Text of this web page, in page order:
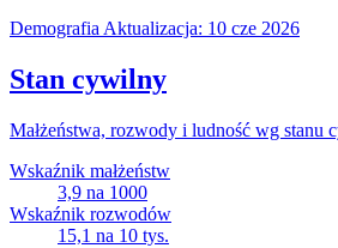
Demografia Aktualizacja: 10 cze 2026
Stan cywilny
Małżeństwa, rozwody i ludność wg stanu
Wskaźnik małżeństw
3,9 na 1000
Wskaźnik rozwodów
15,1 na 10 tys.